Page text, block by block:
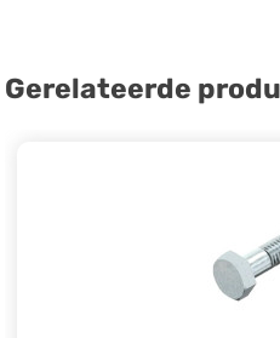
Gerelateerde